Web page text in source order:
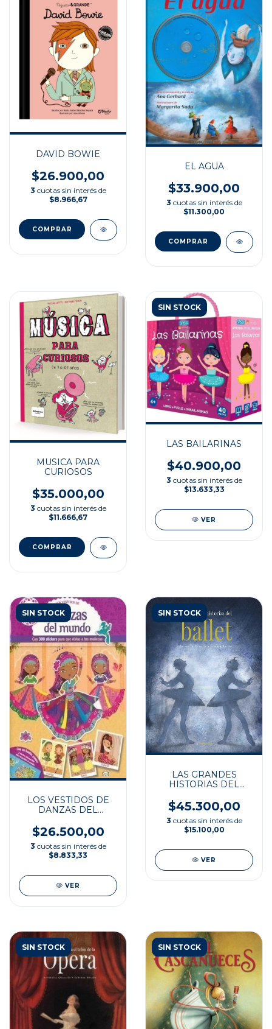
DAVID BOWIE
$26.900,00
3 cuotas sin interés de
$8.966,67
EL AGUA
$33.900,00
3 cuotas sin interés de
$11.300,00
MUSICA PARA
CURIOSOS
$35.000,00
3 cuotas sin interés de
$11.666,67
SIN STOCK
LAS BAILARINAS
$40.900,00
3 cuotas sin interés de
$13.633,33
VER
SIN STOCK
LOS VESTIDOS DE
DANZAS DEL
$26.500,00
3 cuotas sin interés de
$8.833,33
VER
SIN STOCK
LAS GRANDES
HISTORIAS DEL
$45.300,00
3 cuotas sin interés de
$15.100,00
VER
SIN STOCK SIN STOCK